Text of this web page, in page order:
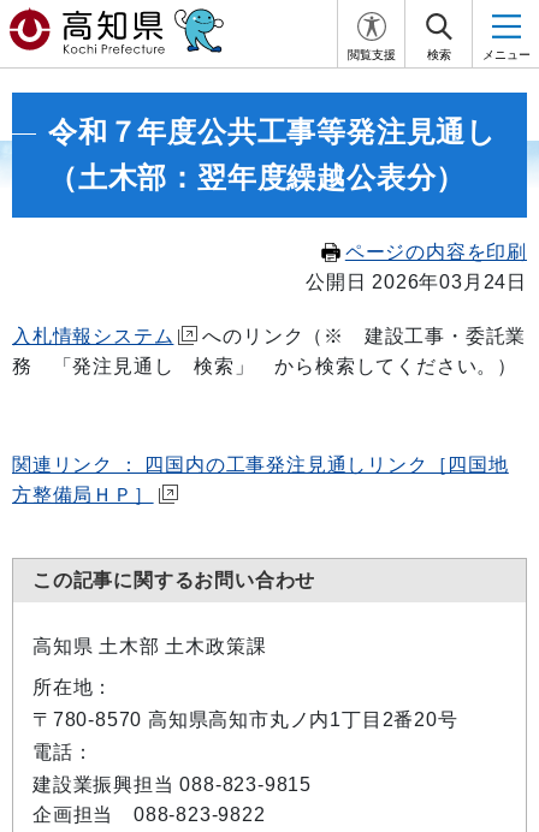
閲覧支援 検索 メニュー
令和７年度公共工事等発注見通し
（土木部：翌年度繰越公表分）
ページの内容を印刷
公開日 2026年03月24日
入札情報システム
へのリンク（※ 建設工事・委託業
務 「発注見通し 検索」 から検索してください。）
関連リンク ： 四国内の工事発注見通しリンク［四国地
方整備局ＨＰ］
この記事に関するお問い合わせ
高知県 土木部 土木政策課
所在地：
〒780-8570 高知県高知市丸ノ内1丁目2番20号
電話：
建設業振興担当 088-823-9815
企画担当 088-823-9822